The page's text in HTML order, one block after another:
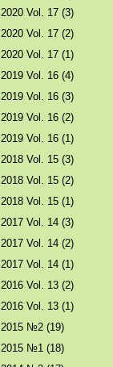
2020 Vol. 17 (3)
2020 Vol. 17 (2)
2020 Vol. 17 (1)
2019 Vol. 16 (4)
2019 Vol. 16 (3)
2019 Vol. 16 (2)
2019 Vol. 16 (1)
2018 Vol. 15 (3)
2018 Vol. 15 (2)
2018 Vol. 15 (1)
2017 Vol. 14 (3)
2017 Vol. 14 (2)
2017 Vol. 14 (1)
2016 Vol. 13 (2)
2016 Vol. 13 (1)
2015 №2 (19)
2015 №1 (18)